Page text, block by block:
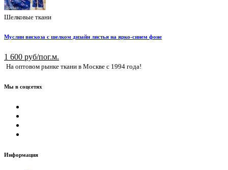
Шелковые ткани
Муслин вискоза с шелком дизайн листья на ярко-синем фоне
1 600 руб/пог.м.
На оптовом рынке ткани в Москве с 1994 года!
Мы в соцсетях
Информация